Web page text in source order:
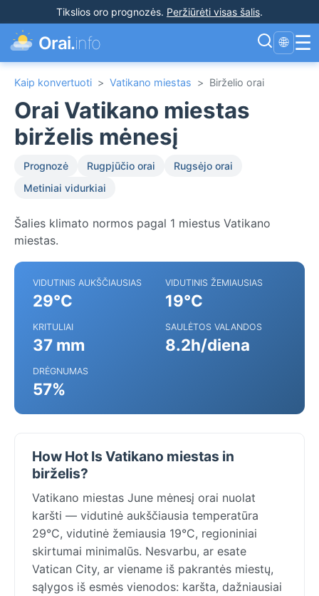
Tikslios oro prognozės. Peržiūrėti visas šalis.
Orai.info 🌐 ☰
Kaip konvertuoti > Vatikano miestas > Birželio orai
Orai Vatikano miestas
birželis mėnesį
Prognozė Rugpjūčio orai
Rugsėjo orai
Metiniai vidurkiai
Šalies klimato normos pagal 1 miestus Vatikano
miestas.
VIDUTINIS AUKŠČIAUSIAS
29°C
VIDUTINIS ŽEMIAUSIAS
19°C
KRITULIAI
37 mm
SAULĖTOS VALANDOS
8.2h/diena
DRĖGNUMAS
57%
How Hot Is Vatikano miestas in
birželis?
Vatikano miestas June mėnesį orai nuolat
karšti — vidutinė aukščiausia temperatūra
29°C, vidutinė žemiausia 19°C, regioniniai
skirtumai minimalūs. Nesvarbu, ar esate
Vatican City, ar viename iš pakrantės miestų,
sąlygos iš esmės vienodos: karšta, dažniausiai